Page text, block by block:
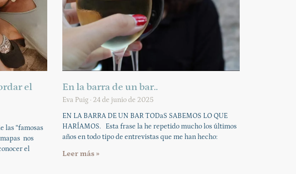
el
las “famosas
nos
el
En la barra de un bar..
Eva Puig
24 de junio de 2025
EN LA BARRA DE UN BAR TODaS SABEMOS LO QUE
HARÍAMOS. Esta frase la he repetido mucho los últimos
años en todo tipo de entrevistas que me han hecho:
Leer más »